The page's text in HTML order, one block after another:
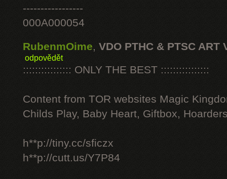
-----------------
000A000054
RubenmOime, VDO PTHC & PTSC ART
odpovědět
:::::::::::::::: ONLY THE BEST ::::::::::::::::
Content from TOR websites Magic
Childs Play, Baby Heart, Giftbox,
h**p://tiny.cc/sficzx
h**p://cutt.us/Y7P84